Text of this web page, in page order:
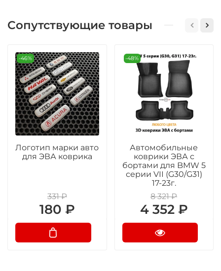
Сопутствующие товары
-46%
Логотип марки авто
для ЭВА коврика
331 ₽
180 ₽
-48%
Автомобильные
коврики ЭВА с
бортами для BMW 5
серии VII (G30/G31)
17-23г.
8 321 ₽
4 352 ₽